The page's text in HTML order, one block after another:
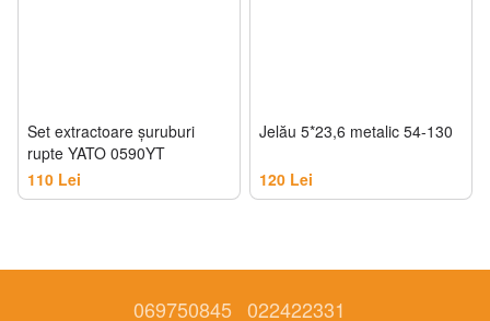
Set extractoare şuruburi
rupte YATO 0590YT
110 Lei
Jelău 5*23,6 metalic 54-130
120 Lei
069750845 022422331